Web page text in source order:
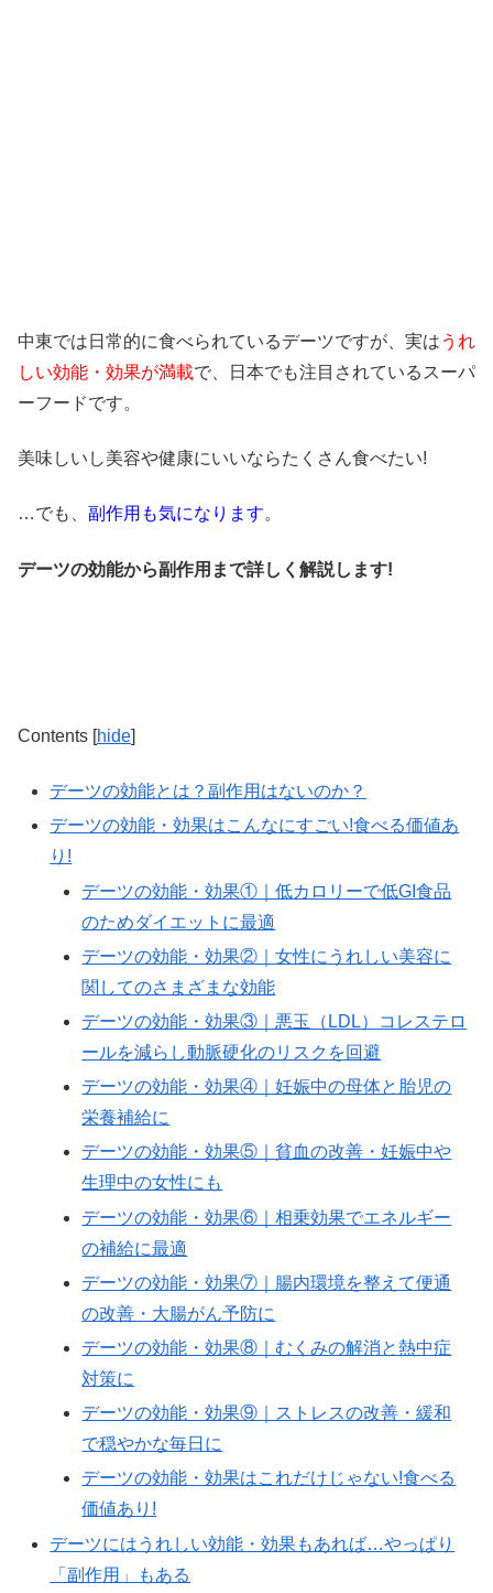
中東では日常的に食べられているデーツですが、実は うれ
しい効能・効果が満載で、日本でも注目されているスーパ
ーフードです。
美味しいし美容や健康にいいならたくさん食べたい!
…でも、 副作用も気になります。
デーツの効能から副作用まで詳しく解説します!
Contents [hide]
デーツの効能とは？副作用はないのか？
デーツの効能・効果はこんなにすごい!食べる価値あ
り!
デーツの効能・効果①｜低カロリーで低GI食品
のためダイエットに最適
デーツの効能・効果②｜女性にうれしい美容に
関してのさまざまな効能
デーツの効能・効果③｜悪玉（LDL）コレステロ
ールを減らし動脈硬化のリスクを回避
デーツの効能・効果④｜妊娠中の母体と胎児の
栄養補給に
デーツの効能・効果⑤｜貧血の改善・妊娠中や
生理中の女性にも
デーツの効能・効果⑥｜相乗効果でエネルギー
の補給に最適
デーツの効能・効果⑦｜腸内環境を整えて便通
の改善・大腸がん予防に
デーツの効能・効果⑧｜むくみの解消と熱中症
対策に
デーツの効能・効果⑨｜ストレスの改善・緩和
で穏やかな毎日に
デーツの効能・効果はこれだけじゃない!食べる
価値あり!
デーツにはうれしい効能・効果もあれば…やっぱり
「副作用」もある